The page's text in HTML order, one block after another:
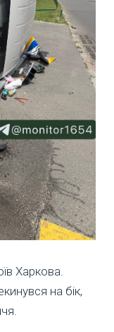
Харкова.
на бік,